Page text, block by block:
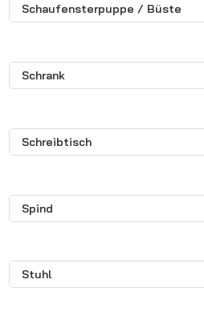
Schaufensterpuppe / Büste
Schrank
Schreibtisch
Spind
Stuhl